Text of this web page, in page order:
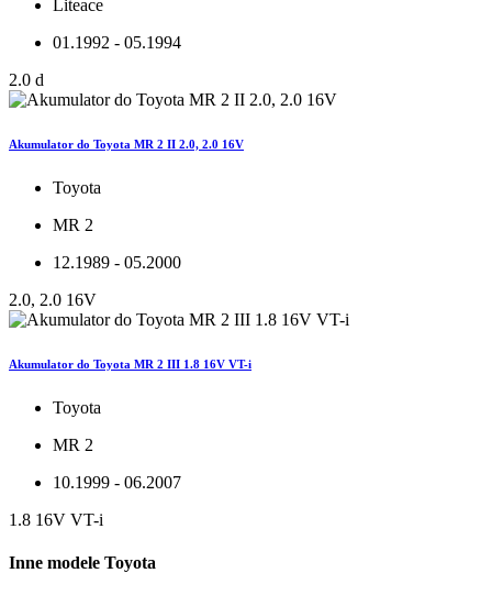
Liteace
01.1992 - 05.1994
2.0 d
Akumulator do Toyota MR 2 II 2.0, 2.0 16V
Toyota
MR 2
12.1989 - 05.2000
2.0, 2.0 16V
Akumulator do Toyota MR 2 III 1.8 16V VT-i
Toyota
MR 2
10.1999 - 06.2007
1.8 16V VT-i
Inne modele Toyota